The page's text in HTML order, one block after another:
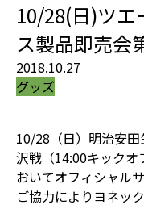
10/28(日)ツエ
ス製品即売会
2018.10.27
グッズ
10/28（日）明治安
沢戦（14:00キックオ
おいてオフィシャル
ご協力によりヨネッ